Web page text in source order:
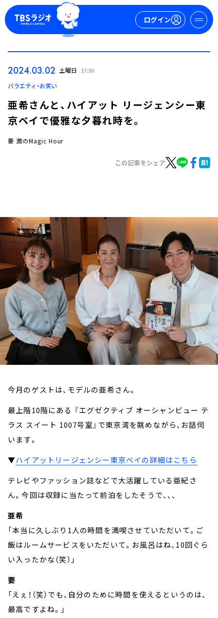
ログイン
ログイン
お知らせ
イベント・グッズ
YouTube
会社情報
2024.03.02 土曜日 17:30
バラエティ・お笑い
亜希さんと、ハイアット リージェンシー東
京ベイで優雅な夕暮れ時を。
要 潤のMagic Hour
この記事をシェア
今月のゲストは、モデルの亜希さん。
最上階10階にある 『エグゼクティブ オーシャンビュー テ
ラス スイート 1007号室』で東京湾を眺めながら、お話伺
います。
▼ハイアットリージェンシー東京ベイの詳細はこちら
テレビやファッション誌などで大活躍している亜紀さ
ん。今回は収録に当たって前泊をしたそうで、、、
亜希
「本当に久しぶり1人の時間を満喫させていただいて。ご
飯はルームサービスをいただいて。お風呂はね、10回ぐら
い入ったかな（笑）」
要
「えぇ！（笑）でも、自分のために時間を使えるというのは、
最高ですよね。」